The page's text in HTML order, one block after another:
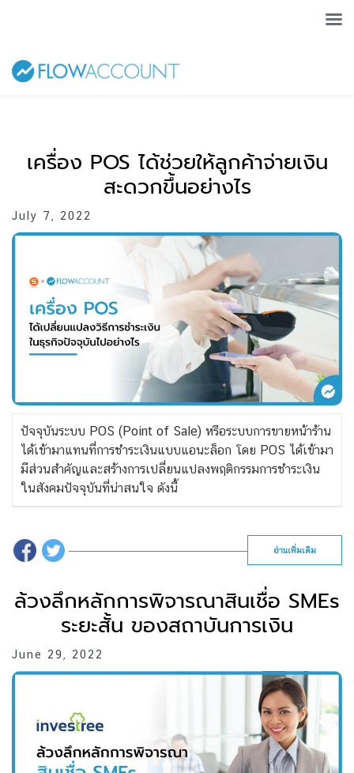
เครื่อง POS ได้ช่วยให้ลูกค้าจ่ายเงิน
สะดวกขึ้นอย่างไร
July 7, 2022
ปัจจุบันระบบ POS (Point of Sale) หรือระบบการขายหน้าร้าน
ได้เข้ามาแทนที่การชำระเงินแบบแอนะล็อก โดย POS ได้เข้ามา
มีส่วนสำคัญและสร้างการเปลี่ยนแปลงพฤติกรรมการชำระเงิน
ในสังคมปัจจุบันที่น่าสนใจ ดังนี้
อ่านเพิ่มเติม
ล้วงลึกหลักการพิจารณาสินเชื่อ SMEs
ระยะสั้น ของสถาบันการเงิน
June 29, 2022